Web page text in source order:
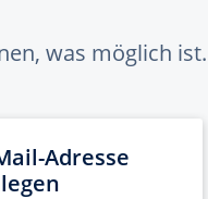
was möglich ist.
Adresse